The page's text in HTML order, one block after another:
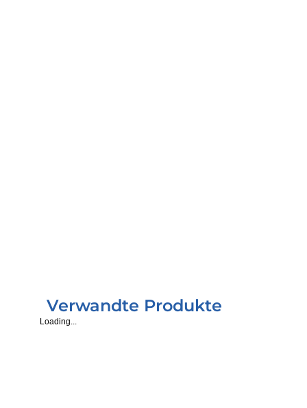
Verwandte Produkte
Loading...